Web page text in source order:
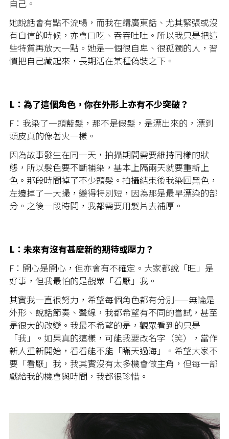
自己。
她說話會有點不流暢，而我在講廣東話、尤其緊張或沒
有自信的時候，亦會口吃、吞吞吐吐。所以我只是把這
些特質再放大一點。她是一個很自卑、很孤獨的人，習
慣把自己藏起來，長期活在某種偽裝之下。
L：為了這個角色，你在外形上亦有不少突破？
F：我染了一頭藍髮，那不是假髮，是漂出來的，漂到
頭皮真的像著火一樣。
因為故事發生在同一天，拍攝期間需要維持同樣的狀
態，所以髮色要不斷補染，基本上隔兩天就要重新上
色。那段時間掉了不少頭髮。拍攝結束後我染回黑色，
左邊掉了一大撮，變得特別短，因為那是最早漂染的部
分。之後一段時間，我都需要用髮片去補厚。
L：未來有沒有甚麼新的期待或壓力？
F：開心是開心，但亦會有不確定。大家都說「旺」是
好事，但我最怕的是觀眾「看厭」我。
其實我一直很努力，希望每個角色都有分別——無論是
外形、說話節奏、聲線，我都希望有不同的嘗試，甚至
是很大的改變。我最不希望的是，觀眾看到的只是
「我」。如果真的這樣，可能我要改名字（笑），當作
新人重新開始，看看能不能「瞞天過海」。希望大家不
要「看厭」我，我其實沒有太多機會做主角，但每一部
戲給我的機會與時間，我都很珍惜。